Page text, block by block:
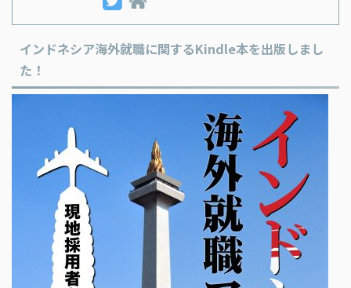
インドネシア海外就職に関するKindle本を出版しまし
た！